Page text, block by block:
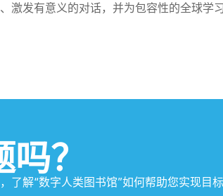
激发有意义的对话，并为包容性的全球学
？
了解“数字人类图书馆”如何帮助您实现目